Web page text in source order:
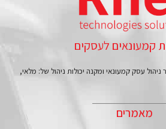
קמעונאים לעסקים
ניהול עסק קמעונאי ומקנה יכולות ניהול של: מלאי,
מאמרים